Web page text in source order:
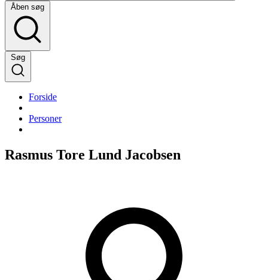
Åben søg
Søg
Forside
Personer
Rasmus Tore Lund Jacobsen